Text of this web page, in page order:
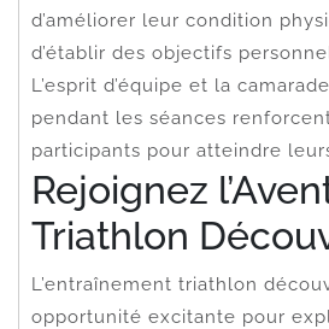
d’améliorer leur condition
d’établir des objectifs
L’esprit d’équipe et la
pendant les séances
participants pour atteindre
Rejoignez
Triathlon
L’entraînement triathlon
opportunité excitante pour